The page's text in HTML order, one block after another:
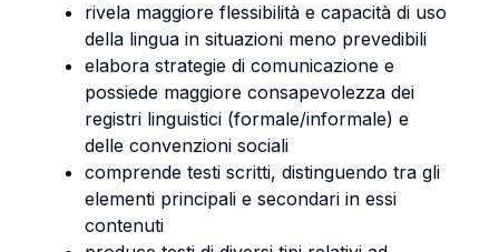
rivela maggiore flessibilità e capacità di uso
della lingua in situazioni meno prevedibili
elabora strategie di comunicazione e
possiede maggiore consapevolezza dei
registri linguistici (formale/informale) e
delle convenzioni sociali
comprende testi scritti, distinguendo tra gli
elementi principali e secondari in essi
contenuti